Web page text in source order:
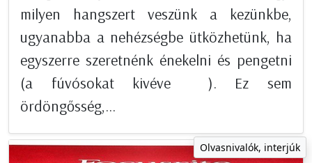
milyen hangszert veszünk a kezünkbe,
ugyanabba a nehézségbe ütközhetünk, ha
egyszerre szeretnénk énekelni és pengetni
(a fúvósokat kivéve ). Ez sem
ördöngősség,...
Olvasnivalók, interjúk